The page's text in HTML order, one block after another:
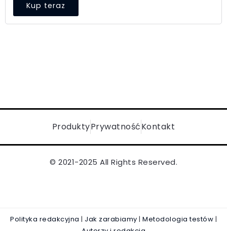
Kup teraz
ProduktyPrywatnośćKontakt
© 2021-2025 All Rights Reserved.
Polityka redakcyjna | Jak zarabiamy | Metodologia testów |